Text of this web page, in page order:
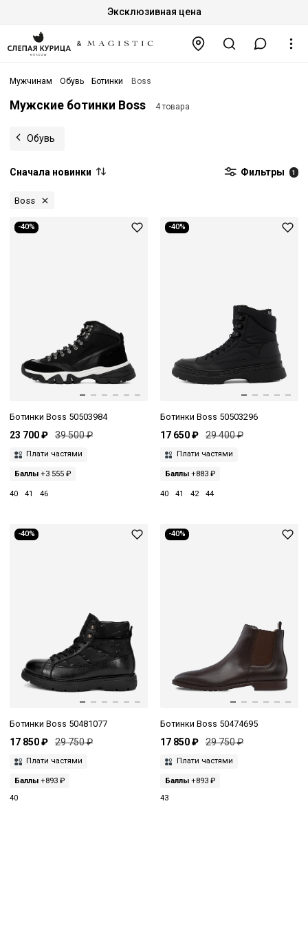
Эксклюзивная цена
Мужчинам Обувь Ботинки Boss
Мужские ботинки Boss 4 товара
Обувь
Сначала новинки Фильтры 1
Boss
-40%
Ботинки Boss 50503984
23 700 ₽ 39 500 ₽
Плати частями
Баллы +3 555 ₽
40 41 46
-40%
Ботинки Boss 50503296
17 650 ₽ 29 400 ₽
Плати частями
Баллы+883 ₽
40 41 42 44
-40%
Ботинки Boss 50481077
17 850 ₽ 29 750 ₽
Плати частями
Баллы +893 ₽
40
-40%
Ботинки Boss 50474695
17 850 ₽ 29 750 ₽
Плати частями
Баллы+893 ₽
43